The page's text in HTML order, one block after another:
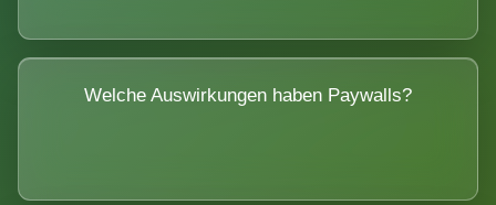
Welche Auswirkungen haben Paywalls?